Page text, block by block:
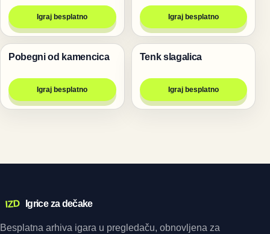
Igraj besplatno Igraj besplatno
Igre
Pobegni od kamencica
Igraj besplatno
Igre
Tenk slagalica
Igraj besplatno
IZD Igrice za dečake
Besplatna arhiva igara u pregledaču, obnovljena za